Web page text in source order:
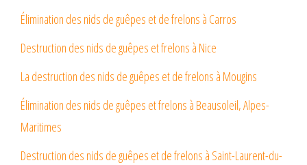
Élimination des nids de guêpes et de frelons à Carros
Destruction des nids de guêpes et frelons à Nice
La destruction des nids de guêpes et de frelons à Mougins
Élimination des nids de guêpes et frelons à Beausoleil, Alpes-
Maritimes
Destruction des nids de guêpes et de frelons à Saint-Laurent-du-